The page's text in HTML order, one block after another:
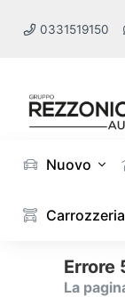
0331519150
Nuovo
Carrozzeria
Errore
La